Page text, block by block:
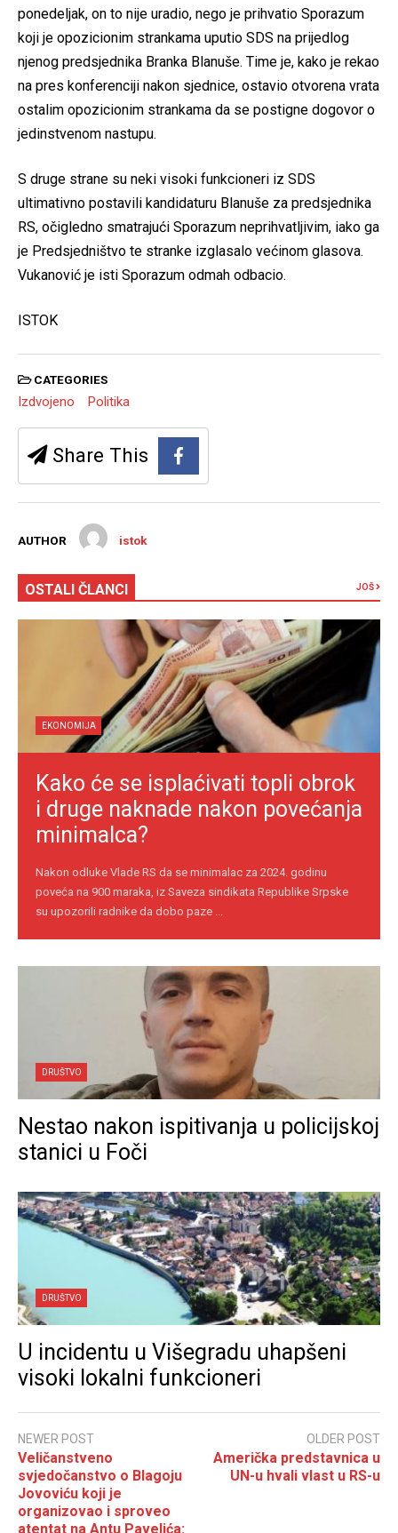
ponedeljak, on to nije uradio, nego je prihvatio Sporazum
koji je opozicionim strankama uputio SDS na prijedlog
njenog predsjednika Branka Blanuše. Time je, kako je rekao
na pres konferenciji nakon sjednice, ostavio otvorena vrata
ostalim opozicionim strankama da se postigne dogovor o
jedinstvenom nastupu.
S druge strane su neki visoki funkcioneri iz SDS
ultimativno postavili kandidaturu Blanuše za predsjednika
RS, očigledno smatrajući Sporazum neprihvatljivim, iako ga
je Predsjedništvo te stranke izglasalo većinom glasova.
Vukanović je isti Sporazum odmah odbacio.
ISTOK
CATEGORIES
Izdvojeno Politika
Share This
AUTHOR istok
OSTALI ČLANCI JOŠ
EKONOMIJA
Kako će se isplaćivati topli obrok
i druge naknade nakon povećanja
minimalca?
Nakon odluke Vlade RS da se minimalac za 2024. godinu
poveća na 900 maraka, iz Saveza sindikata Republike Srpske
su upozorili radnike da dobo paze ...
DRUŠTVO
Nestao nakon ispitivanja u policijskoj
stanici u Foči
DRUŠTVO
U incidentu u Višegradu uhapšeni
visoki lokalni funkcioneri
NEWER POST
Veličanstveno
svjedočanstvo o Blagoju
Jovoviću koji je
organizovao i sproveo
atentat na Antu Pavelića:
OLDER POST
Američka predstavnica u
UN-u hvali vlast u RS-u